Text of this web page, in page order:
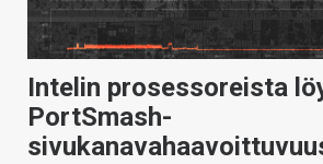
VAIHDA TEEMA
HAKU
Intelin prosessoreista
PortSmash-